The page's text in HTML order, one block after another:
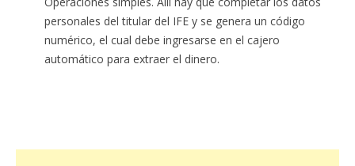
personales del titular del IFE y se genera un código
numérico, el cual debe ingresarse en el cajero
automático para extraer el dinero.